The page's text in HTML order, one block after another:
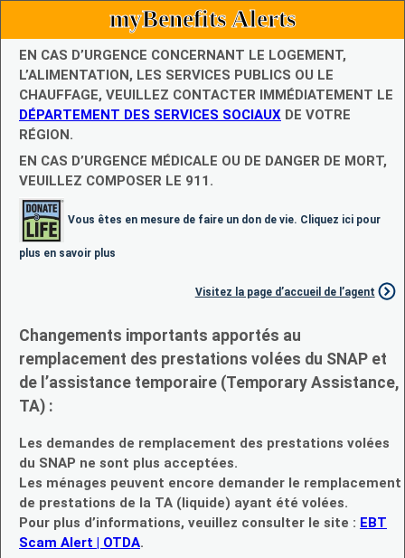
myBenefits Alerts
EN CAS D’URGENCE CONCERNANT LE LOGEMENT,
L’ALIMENTATION, LES SERVICES PUBLICS OU LE
CHAUFFAGE, VEUILLEZ CONTACTER IMMÉDIATEMENT LE
DÉPARTEMENT DES SERVICES SOCIAUX DE VOTRE
RÉGION.
EN CAS D’URGENCE MÉDICALE OU DE DANGER DE MORT,
VEUILLEZ COMPOSER LE 911.
Vous êtes en mesure de faire un don de vie. Cliquez ici pour
plus en savoir plus
Visitez la page d’accueil de l’agent
Changements importants apportés au
remplacement des prestations volées du SNAP et
de l’assistance temporaire (Temporary Assistance,
TA) :
Les demandes de remplacement des prestations volées
du SNAP ne sont plus acceptées.
Les ménages peuvent encore demander le remplacement
de prestations de la TA (liquide) ayant été volées.
Pour plus d’informations, veuillez consulter le site : EBT
Scam Alert | OTDA.